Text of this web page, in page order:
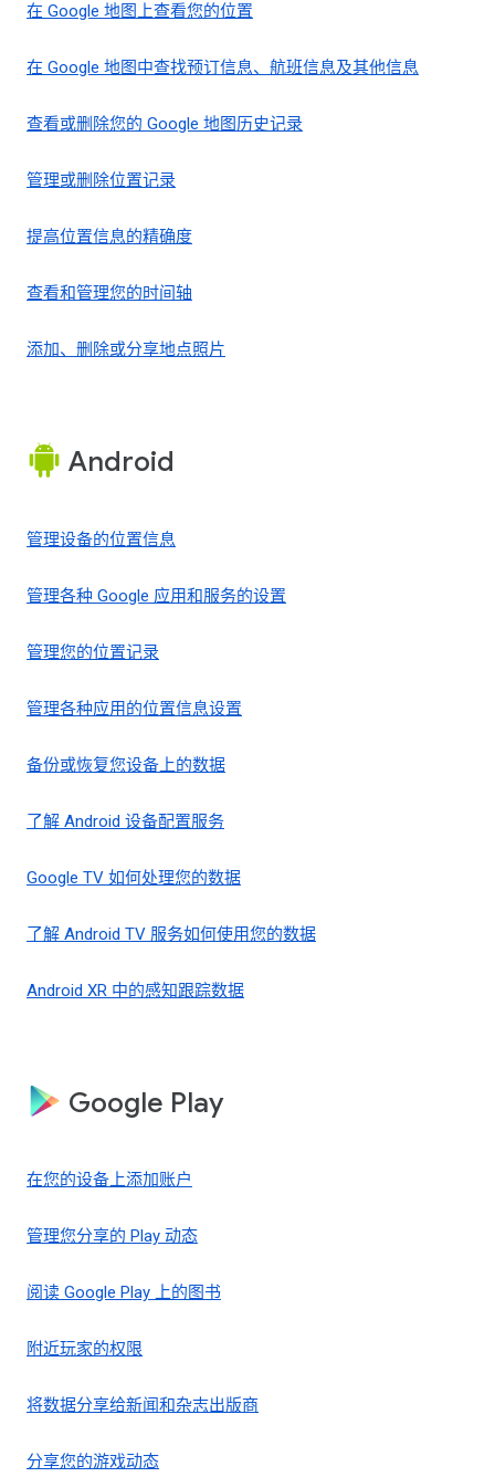
在 Google 地图上查看您的位置
在 Google 地图中查找预订信息、航班信息及其他信息
查看或删除您的 Google 地图历史记录
管理或删除位置记录
提高位置信息的精确度
查看和管理您的时间轴
添加、删除或分享地点照片
Android
管理设备的位置信息
管理各种 Google 应用和服务的设置
管理您的位置记录
管理各种应用的位置信息设置
备份或恢复您设备上的数据
了解 Android 设备配置服务
Google TV 如何处理您的数据
了解 Android TV 服务如何使用您的数据
Android XR 中的感知跟踪数据
Google Play
在您的设备上添加账户
管理您分享的 Play 动态
阅读 Google Play 上的图书
附近玩家的权限
将数据分享给新闻和杂志出版商
分享您的游戏动态